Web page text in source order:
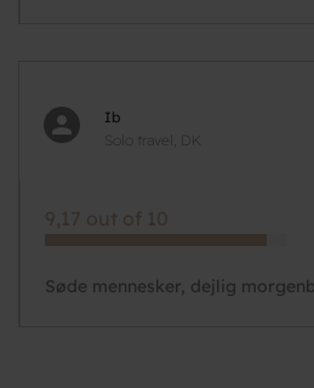
Ib
Solo travel, DK
9,17 out of 10
Søde mennesker, dejlig